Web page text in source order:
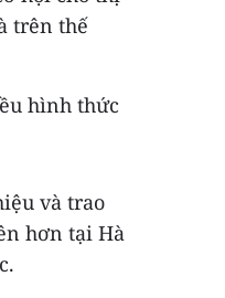
trên thế
hình thức
và trao
hơn tại Hà